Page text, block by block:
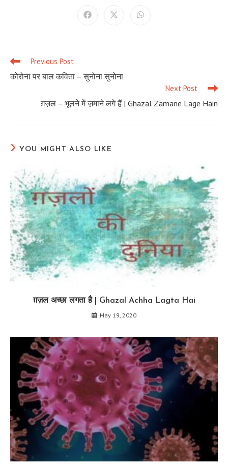
Opens Opens Opens
Read
more
articles
Previous Post
कोरोना पर बाल कविता – सुनोना सुनोना
Next Post
ग़ज़ल – भूलने में ज़माने लगे हैं | Ghazal Zamane Lage Hain
YOU MIGHT ALSO LIKE
ग़ज़ल अच्छा लगता है | Ghazal Achha Lagta Hai
May 19, 2020